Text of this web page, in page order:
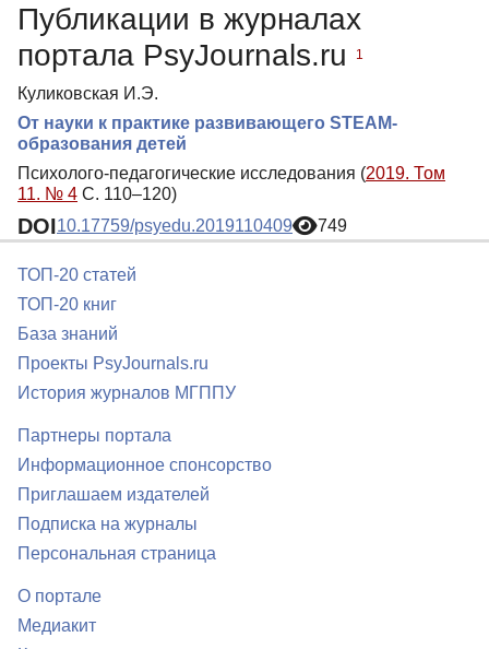
Публикации в журналах
портала PsyJournals.ru
1
Куликовская И.Э.
От науки к практике развивающего STEAM-
образования детей
Психолого-педагогические исследования (2019. Том
11. № 4 С. 110–120)
DOI10.17759/psyedu.2019110409 749
ТОП-20 статей
ТОП-20 книг
База знаний
Проекты PsyJournals.ru
История журналов МГППУ
Партнеры портала
Информационное спонсорство
Приглашаем издателей
Подписка на журналы
Персональная страница
О портале
Медиакит